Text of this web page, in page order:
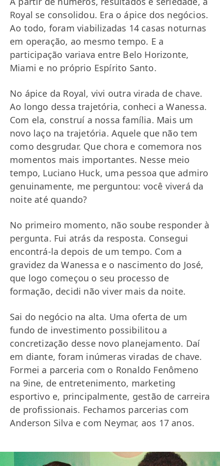
Royal se consolidou. Era o ápice dos negócios.
Ao todo, foram viabilizadas 14 casas noturnas
em operação, ao mesmo tempo. E a
participação variava entre Belo Horizonte,
Miami e no próprio Espírito Santo.
No ápice da Royal, vivi outra virada de chave.
Ao longo dessa trajetória, conheci a Wanessa.
Com ela, construí a nossa família. Mais um
novo laço na trajetória. Aquele que não tem
como desgrudar. Que chora e comemora nos
momentos mais importantes. Nesse meio
tempo, Luciano Huck, uma pessoa que admiro
genuinamente, me perguntou: você viverá da
noite até quando?
No primeiro momento, não soube responder à
pergunta. Fui atrás da resposta. Consegui
encontrá-la depois de um tempo. Com a
gravidez da Wanessa e o nascimento do José,
que logo começou o seu processo de
formação, decidi não viver mais da noite.
Sai do negócio na alta. Uma oferta de um
fundo de investimento possibilitou a
concretização desse novo planejamento. Daí
em diante, foram inúmeras viradas de chave.
Formei a parceria com o Ronaldo Fenômeno
na 9ine, de entretenimento, marketing
esportivo e, principalmente, gestão de carreira
de profissionais. Fechamos parcerias com
Anderson Silva e com Neymar, aos 17 anos.